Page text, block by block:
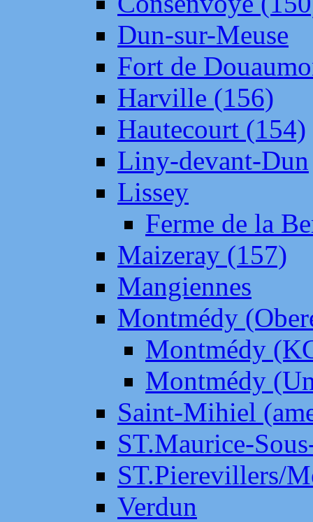
Dun-sur-Meuse
Fort de
Harville (156)
Hautecourt (154)
Liny-devant-Dun
Lissey
Ferme de la
Maizeray (157)
Mangiennes
Montmédy
Montmédy
Montmédy
Saint-Mihiel
ST.Maurice-
ST.Pierevillers/
Verdun